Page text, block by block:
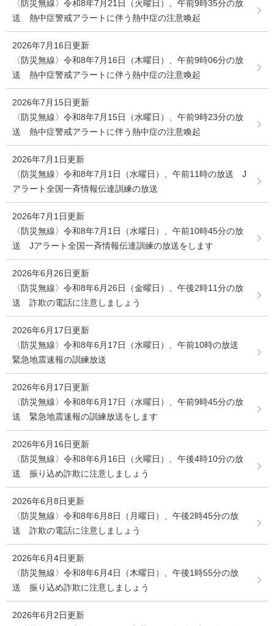
〈防災無線〉令和8年7月21日（火曜日）、午前9時35分の放
送 熱中症警戒アラートに伴う熱中症の注意喚起
2026年7月16日更新
〈防災無線〉令和8年7月16日（木曜日）、午前9時06分の放
送 熱中症警戒アラートに伴う熱中症の注意喚起
2026年7月15日更新
〈防災無線〉令和8年7月15日（水曜日）、午前9時23分の放
送 熱中症警戒アラートに伴う熱中症の注意喚起
2026年7月1日更新
〈防災無線〉令和8年7月1日（水曜日）、午前11時の放送 J
アラート全国一斉情報伝達訓練の放送
2026年7月1日更新
〈防災無線〉令和8年7月1日（水曜日）、午前10時45分の放
送 Jアラート全国一斉情報伝達訓練の放送をします
2026年6月26日更新
〈防災無線〉令和8年6月26日（金曜日）、午後2時11分の放
送 詐欺の電話に注意しましょう
2026年6月17日更新
〈防災無線〉令和8年6月17日（水曜日）、午前10時の放送
緊急地震速報の訓練放送
2026年6月17日更新
〈防災無線〉令和8年6月17日（水曜日）、午前9時45分の放
送 緊急地震速報の訓練放送をします
2026年6月16日更新
〈防災無線〉令和8年6月16日（火曜日）、午後4時10分の放
送 振り込め詐欺に注意しましょう
2026年6月8日更新
〈防災無線〉令和8年6月8日（月曜日）、午後2時45分の放
送 詐欺の電話に注意しましょう
2026年6月4日更新
〈防災無線〉令和8年6月4日（木曜日）、午後1時55分の放
送 振り込め詐欺に注意しましょう
2026年6月2日更新